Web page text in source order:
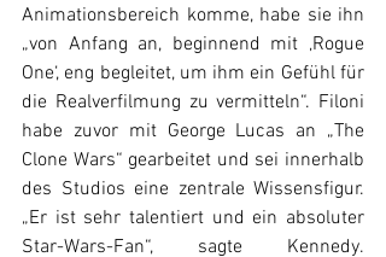
Animationsbereich komme, habe sie ihn
„von Anfang an, beginnend mit ‚Rogue
One‘, eng begleitet, um ihm ein Gefühl für
die Realverfilmung zu vermitteln“. Filoni
habe zuvor mit George Lucas an „The
Clone Wars“ gearbeitet und sei innerhalb
des Studios eine zentrale Wissensfigur.
„Er ist sehr talentiert und ein absoluter
Star-Wars-Fan“, sagte Kennedy.